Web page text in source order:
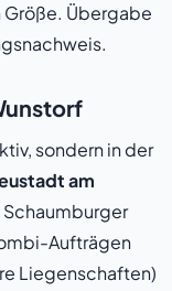
Größe. Übergabe
sondern in der
am
Schaumburger
Aufträgen
Liegenschaften)